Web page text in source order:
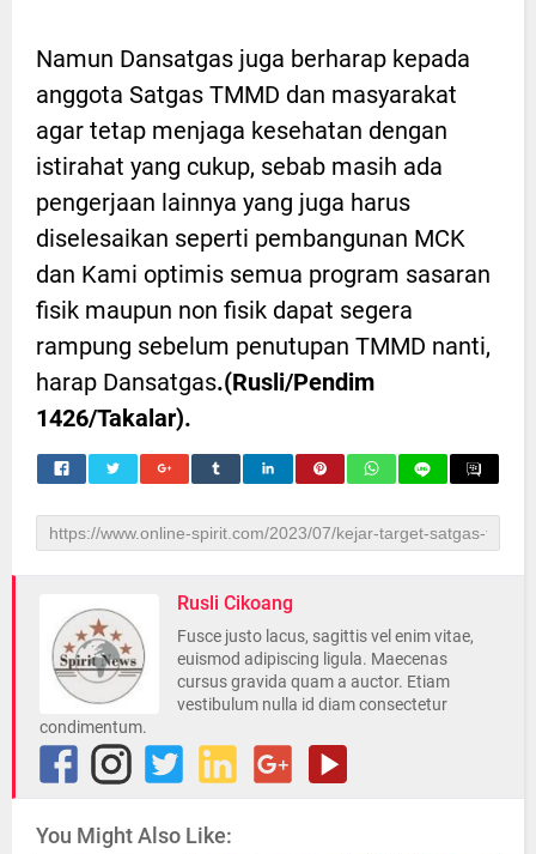
Namun Dansatgas juga berharap kepada
anggota Satgas TMMD dan masyarakat
agar tetap menjaga kesehatan dengan
istirahat yang cukup, sebab masih ada
pengerjaan lainnya yang juga harus
diselesaikan seperti pembangunan MCK
dan Kami optimis semua program sasaran
fisik maupun non fisik dapat segera
rampung sebelum penutupan TMMD nanti,
harap Dansatgas.(Rusli/Pendim
1426/Takalar).
Rusli Cikoang
Fusce justo lacus, sagittis vel enim vitae,
euismod adipiscing ligula. Maecenas
cursus gravida quam a auctor. Etiam
vestibulum nulla id diam consectetur
condimentum.
You Might Also Like: